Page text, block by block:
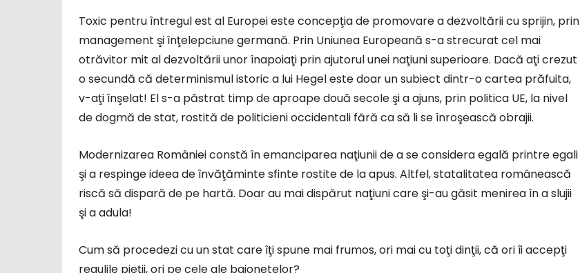
Toxic pentru întregul est al Europei este concepţia de promovare a dezvoltării cu sprijin, prin
management şi înţelepciune germană. Prin Uniunea Europeană s-a strecurat cel mai
otrăvitor mit al dezvoltării unor înapoiaţi prin ajutorul unei naţiuni superioare. Dacă aţi crezut
o secundă că determinismul istoric a lui Hegel este doar un subiect dintr-o cartea prăfuita,
v-aţi înşelat! El s-a păstrat timp de aproape două secole şi a ajuns, prin politica UE, la nivel
de dogmă de stat, rostită de politicieni occidentali fără ca să li se înroşească obrajii.
Modernizarea României constă în emanciparea naţiunii de a se considera egală printre egali
şi a respinge ideea de învăţăminte sfinte rostite de la apus. Altfel, statalitatea românească
riscă să dispară de pe hartă. Doar au mai dispărut naţiuni care şi-au găsit menirea în a slujii
şi a adula!
Cum să procedezi cu un stat care îţi spune mai frumos, ori mai cu toţi dinţii, că ori îi accepţi
regulile pieţii, ori pe cele ale baionetelor?